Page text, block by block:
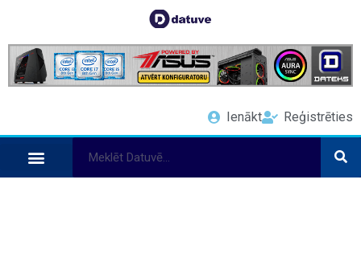
Ienākt Reģistrēties